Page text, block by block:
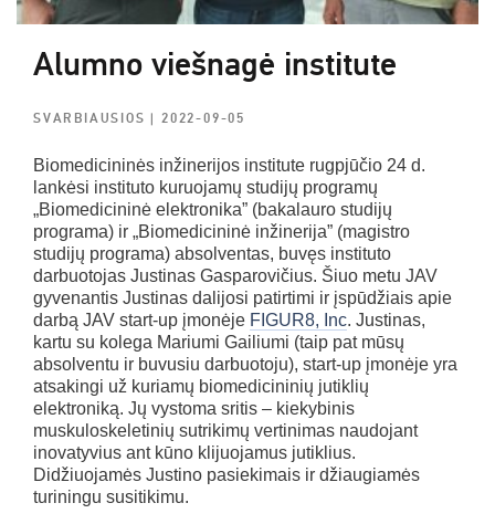
Alumno viešnagė institute
SVARBIAUSIOS| 2022-09-05
Biomedicininės inžinerijos institute rugpjūčio 24 d.
lankėsi instituto kuruojamų studijų programų
„Biomedicininė elektronika” (bakalauro studijų
programa) ir „Biomedicininė inžinerija” (magistro
studijų programa) absolventas, buvęs instituto
darbuotojas Justinas Gasparovičius. Šiuo metu JAV
gyvenantis Justinas dalijosi patirtimi ir įspūdžiais apie
darbą JAV start-up įmonėje FIGUR8, Inc. Justinas,
kartu su kolega Mariumi Gailiumi (taip pat mūsų
absolventu ir buvusiu darbuotoju), start-up įmonėje yra
atsakingi už kuriamų biomedicininių jutiklių
elektroniką. Jų vystoma sritis – kiekybinis
muskuloskeletinių sutrikimų vertinimas naudojant
inovatyvius ant kūno klijuojamus jutiklius.
Didžiuojamės Justino pasiekimais ir džiaugiamės
turiningu susitikimu.